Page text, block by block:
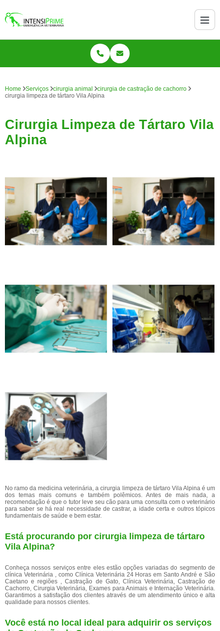
Home Serviços cirurgia animal
cirurgia de castração de cachorro
cirurgia limpeza de tártaro Vila Alpina
Cirurgia Limpeza de Tártaro Vila
Alpina
No ramo da medicina veterinária, a cirurgia limpeza de tártaro Vila Alpina é um
dos temas mais comuns e também polêmicos. Antes de mais nada, a
recomendação é que o tutor leve seu cão para uma consulta com o veterinário
para saber se há real necessidade de castrar, a idade certa e outros tópicos
fundamentais de saúde e bem estar.
Está procurando por cirurgia limpeza de tártaro
Vila Alpina?
Conheça nossos serviços entre eles estão opções variadas do segmento de
clínica Veterinária , como Clínica Veterinária 24 Horas em Santo André e São
Caetano e regiões , Castração de Gato, Clínica Veterinária, Castração de
Cachorro, Cirurgia Veterinária, Exames para Animais e Internação Veterinária.
Garantimos a satisfação dos clientes através de um atendimento único e alta
qualidade para nossos clientes.
Você está no local ideal para adquirir os serviços